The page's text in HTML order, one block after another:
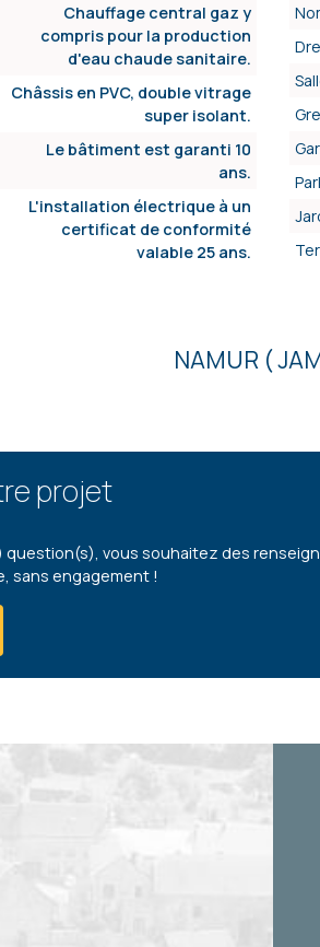
Chauffage central gaz y
compris pour la production
d'eau chaude sanitaire.
Châssis en PVC, double vitrage
super isolant.
Le bâtiment est garanti 10
ans.
L'installation électrique à un
certificat de conformité
valable 25 ans.
NAMUR (
projet
question(s), vous souhaitez des
sans engagement !